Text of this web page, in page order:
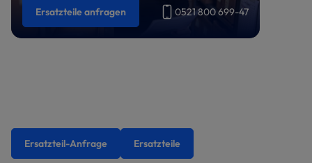
Ersatzteile anfragen 0521 800 699-47
Ersatzteil-Anfrage Ersatzteile